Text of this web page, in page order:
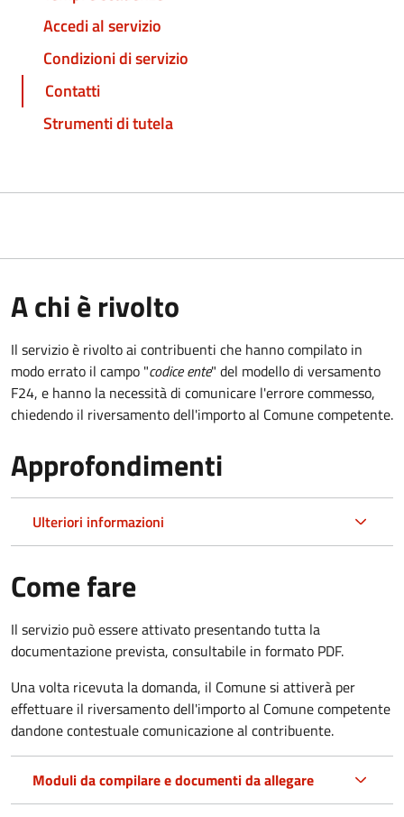
Accedi al servizio
Condizioni di servizio
Contatti
Strumenti di tutela
A chi è rivolto
Il servizio è rivolto ai contribuenti che hanno compilato in
modo errato il campo "codice ente" del modello di versamento
F24, e hanno la necessità di comunicare l'errore commesso,
chiedendo il riversamento dell'importo al Comune competente.
Approfondimenti
Ulteriori informazioni
Come fare
Il servizio può essere attivato presentando tutta la
documentazione prevista, consultabile in formato PDF.
Una volta ricevuta la domanda, il Comune si attiverà per
effettuare il riversamento dell'importo al Comune competente
dandone contestuale comunicazione al contribuente.
Moduli da compilare e documenti da allegare